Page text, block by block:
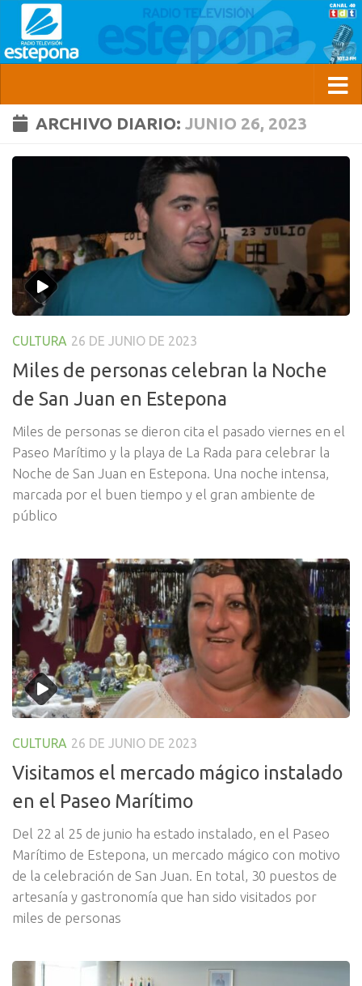
ARCHIVO DIARIO: JUNIO 26, 2023
CULTURA 26 DE JUNIO DE 2023
Miles de personas celebran la Noche
de San Juan en Estepona
Miles de personas se dieron cita el pasado viernes en el
Paseo Marítimo y la playa de La Rada para celebrar la
Noche de San Juan en Estepona. Una noche intensa,
marcada por el buen tiempo y el gran ambiente de
público
CULTURA 26 DE JUNIO DE 2023
Visitamos el mercado mágico instalado
en el Paseo Marítimo
Del 22 al 25 de junio ha estado instalado, en el Paseo
Marítimo de Estepona, un mercado mágico con motivo
de la celebración de San Juan. En total, 30 puestos de
artesanía y gastronomía que han sido visitados por
miles de personas